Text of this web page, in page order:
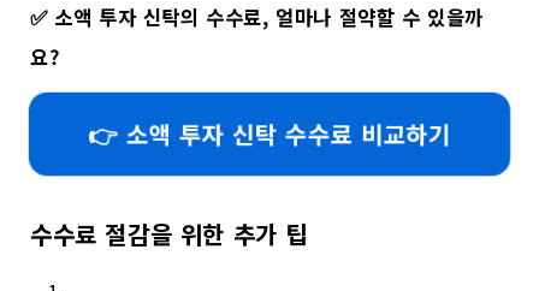
✅ 소액 투자 신탁의 수수료, 얼마나 절약할 수 있을까
요?
👉 소액 투자 신탁 수수료 비교하기
수수료 절감을 위한 추가 팁